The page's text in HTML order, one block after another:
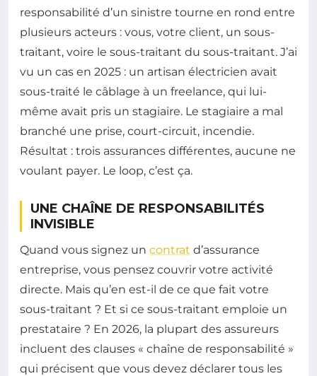
responsabilité d’un sinistre tourne en rond entre
plusieurs acteurs : vous, votre client, un sous-
traitant, voire le sous-traitant du sous-traitant. J’ai
vu un cas en 2025 : un artisan électricien avait
sous-traité le câblage à un freelance, qui lui-
même avait pris un stagiaire. Le stagiaire a mal
branché une prise, court-circuit, incendie.
Résultat : trois assurances différentes, aucune ne
voulant payer. Le loop, c’est ça.
UNE CHAÎNE DE RESPONSABILITÉS
INVISIBLE
Quand vous signez un contrat d’assurance
entreprise, vous pensez couvrir votre activité
directe. Mais qu’en est-il de ce que fait votre
sous-traitant ? Et si ce sous-traitant emploie un
prestataire ? En 2026, la plupart des assureurs
incluent des clauses « chaîne de responsabilité »
qui précisent que vous devez déclarer tous les